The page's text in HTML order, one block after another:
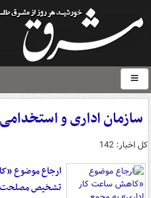
سازمان اداری و
کل اخبار: 142
ارجاع موضوع
تشخیص مصلحت